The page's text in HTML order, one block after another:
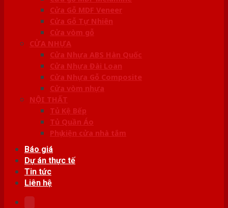
Cửa Gỗ MDF Veneer
Cửa Gỗ Tự Nhiên
Cửa vòm gỗ
CỬA NHỰA
Cửa Nhựa ABS Hàn Quốc
Cửa Nhựa Đài Loan
Cửa Nhựa Gỗ Composite
Cửa vòm nhựa
NỘI THẤT
Tủ Kệ Bếp
Tủ Quần Áo
Phụ kiện cửa nhà tắm
Báo giá
Dự án thực tế
Tin tức
Liên hệ